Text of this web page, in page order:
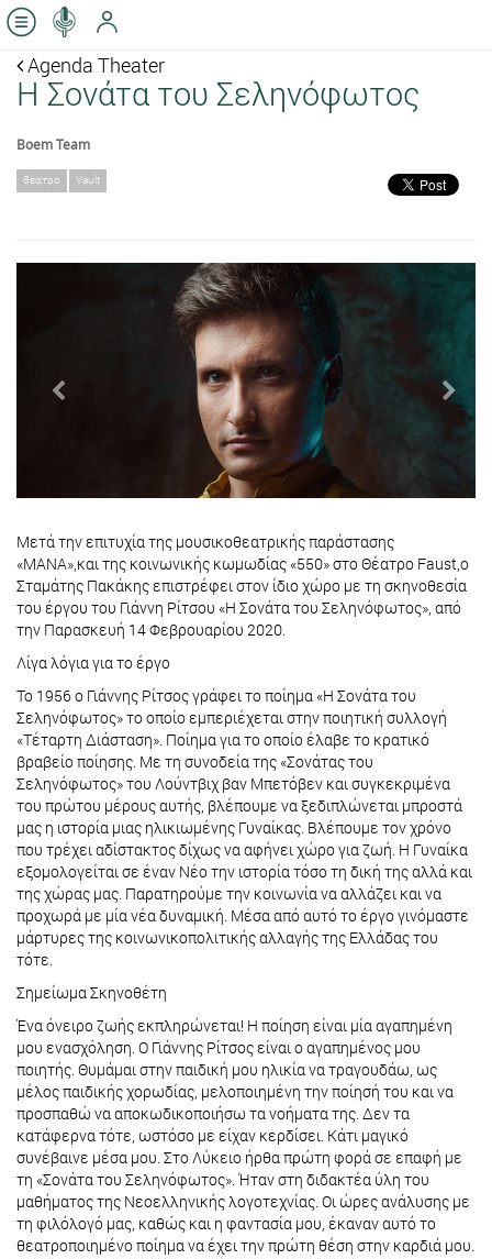
Agenda Theater
Η Σονάτα του Σεληνόφωτος
Boem Team
θέατρο Vault
Μετά την επιτυχία της μουσικοθεατρικής παράστασης
«ΜΑΝΑ»,και της κοινωνικής κωμωδίας «550» στο Θέατρο Faust,ο
Σταμάτης Πακάκης επιστρέφει στον ίδιο χώρο με τη σκηνοθεσία
του έργου του Γιάννη Ρίτσου «Η Σονάτα του Σεληνόφωτος», από
την Παρασκευή 14 Φεβρουαρίου 2020.
Λίγα λόγια για το έργο
Το 1956 ο Γιάννης Ρίτσος γράφει το ποίημα «Η Σονάτα του
Σεληνόφωτος» το οποίο εμπεριέχεται στην ποιητική συλλογή
«Τέταρτη Διάσταση». Ποίημα για το οποίο έλαβε το κρατικό
βραβείο ποίησης. Με τη συνοδεία της «Σονάτας του
Σεληνόφωτος» του Λούντβιχ βαν Μπετόβεν και συγκεκριμένα
του πρώτου μέρους αυτής, βλέπουμε να ξεδιπλώνεται μπροστά
μας η ιστορία μιας ηλικιωμένης Γυναίκας. Βλέπουμε τον χρόνο
που τρέχει αδίστακτος δίχως να αφήνει χώρο για ζωή. Η Γυναίκα
εξομολογείται σε έναν Νέο την ιστορία τόσο τη δική της αλλά και
της χώρας μας. Παρατηρούμε την κοινωνία να αλλάζει και να
προχωρά με μία νέα δυναμική. Μέσα από αυτό το έργο γινόμαστε
μάρτυρες της κοινωνικοπολιτικής αλλαγής της Ελλάδας του
τότε.
Σημείωμα Σκηνοθέτη
Ένα όνειρο ζωής εκπληρώνεται! Η ποίηση είναι μία αγαπημένη
μου ενασχόληση. Ο Γιάννης Ρίτσος είναι ο αγαπημένος μου
ποιητής. Θυμάμαι στην παιδική μου ηλικία να τραγουδάω, ως
μέλος παιδικής χορωδίας, μελοποιημένη την ποίησή του και να
προσπαθώ να αποκωδικοποιήσω τα νοήματα της. Δεν τα
κατάφερνα τότε, ωστόσο με είχαν κερδίσει. Κάτι μαγικό
συνέβαινε μέσα μου. Στο Λύκειο ήρθα πρώτη φορά σε επαφή με
τη «Σονάτα του Σεληνόφωτος». Ήταν στη διδακτέα ύλη του
μαθήματος της Νεοελληνικής λογοτεχνίας. Οι ώρες ανάλυσης με
τη φιλόλογό μας, καθώς και η φαντασία μου, έκαναν αυτό το
θεατροποιημένο ποίημα να έχει την πρώτη θέση στην καρδιά μου.